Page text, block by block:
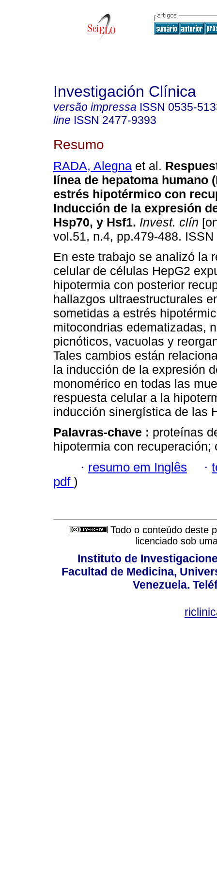
Investigación Clínica
versão impressa ISSN 0535-
line ISSN 2477-9393
Resumo
RADA, Alegna et al.
línea de hepatoma humano
estrés hipotérmico con
Inducción de la expresión
Hsp70, y Hsf1. Invest. clín
vol.51, n.4, pp.479-488.
En este trabajo se analizó la
celular de células HepG2
hipotermia con posterior
hallazgos ultraestructurales
sometidas a estrés
mitocondrias edematizadas,
picnóticos, vacuolas y
Tales cambios están
la inducción de la expresión
monomérico en todas las
respuesta celular a la
inducción sinergística de las
Palavras-chave : proteínas
hipotermia con recuperación;
· resumo em Inglês ·
pdf )
Todo o conteúdo deste
licenciado sob
Instituto de
Facultad de Medicina,
Venezuela.